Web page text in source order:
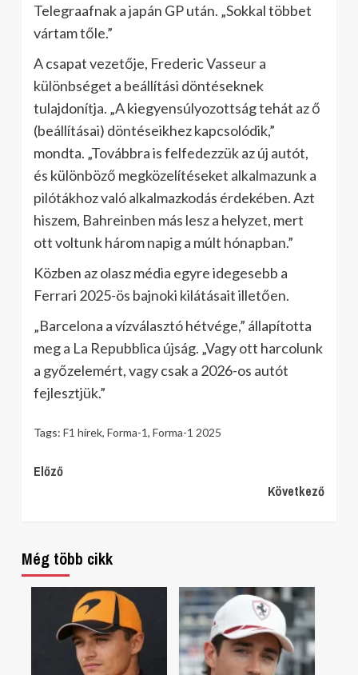
Telegraafnak a japán GP után. „Sokkal többet
vártam tőle.”
A csapat vezetője, Frederic Vasseur a
különbséget a beállítási döntéseknek
tulajdonítja. „A kiegyensúlyozottság tehát az ő
(beállításai) döntéseikhez kapcsolódik,”
mondta. „Továbbra is felfedezzük az új autót,
és különböző megközelítéseket alkalmazunk a
pilótákhoz való alkalmazkodás érdekében. Azt
hiszem, Bahreinben más lesz a helyzet, mert
ott voltunk három napig a múlt hónapban.”
Közben az olasz média egyre idegesebb a
Ferrari 2025-ös bajnoki kilátásait illetően.
„Barcelona a vízválasztó hétvége,” állapította
meg a La Repubblica újság. „Vagy ott harcolunk
a győzelemért, vagy csak a 2026-os autót
fejlesztjük.”
Tags: F1 hírek, Forma-1, Forma-1 2025
Continue
Előző
Következő
Még több cikk